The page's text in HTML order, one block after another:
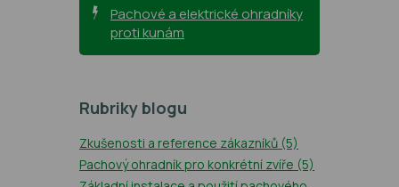
Pachové a elektrické ohradníky
proti kunám
Rubriky blogu
Zkušenosti a reference zákazníků (5)
Pachový ohradník pro konkrétní zvíře (5)